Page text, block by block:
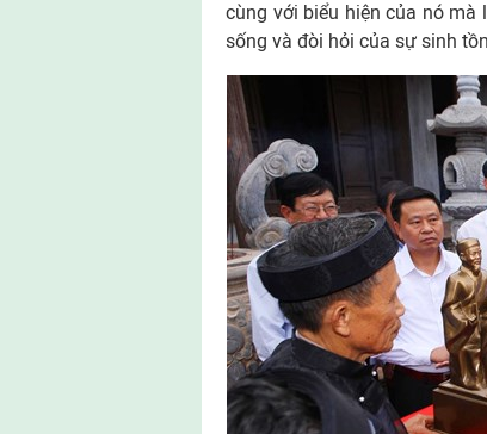
cùng với biểu hiện của nó
sống và đòi hỏi của sự sinh